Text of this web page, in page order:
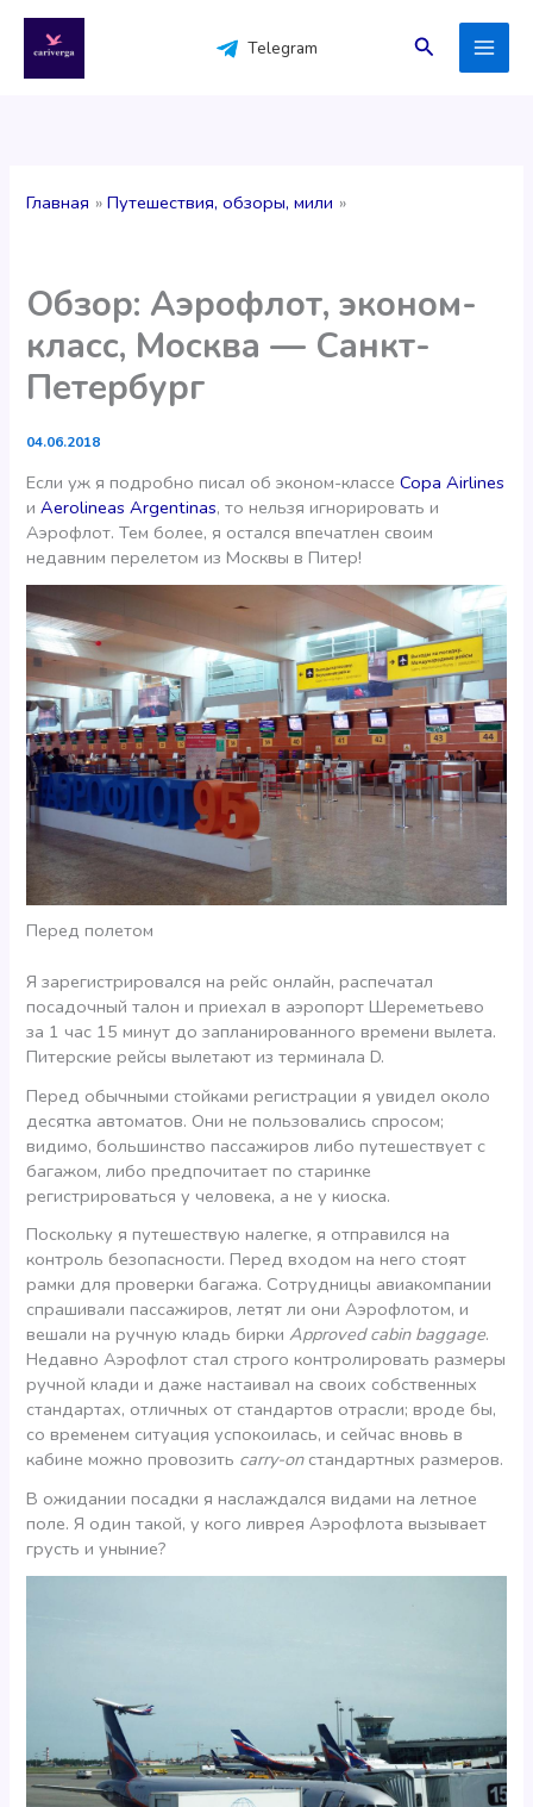
содержимому
Telegram Поиск
Главная Путешествия, обзоры, мили
Обзор: Аэрофлот, эконом-
класс, Москва — Санкт-
Петербург
04.06.2018
Если уж я подробно писал об эконом-классеCopa Airlines
иAerolineas Argentinas, то нельзя игнорировать и
Аэрофлот. Тем более, я остался впечатлен своим
недавним перелетом из Москвы в Питер!
Перед полетом
Я зарегистрировался на рейс онлайн, распечатал
посадочный талон и приехал в аэропорт Шереметьево
за 1 час 15 минут до запланированного времени вылета.
Питерские рейсы вылетают из терминала D.
Перед обычными стойками регистрации я увидел около
десятка автоматов. Они не пользовались спросом;
видимо, большинство пассажиров либо путешествует с
багажом, либо предпочитает по старинке
регистрироваться у человека, а не у киоска.
Поскольку я путешествую налегке, я отправился на
контроль безопасности. Перед входом на него стоят
рамки для проверки багажа. Сотрудницы авиакомпании
спрашивали пассажиров, летят ли они Аэрофлотом, и
вешали на ручную кладь биркиApproved cabin baggage.
Недавно Аэрофлот стал строго контролировать размеры
ручной клади и даже настаивал на своих собственных
стандартах, отличных от стандартов отрасли; вроде бы,
со временем ситуация успокоилась, и сейчас вновь в
кабине можно провозить carry-onстандартных размеров.
В ожидании посадки я наслаждался видами на летное
поле. Я один такой, у кого ливрея Аэрофлота вызывает
грусть и уныние?